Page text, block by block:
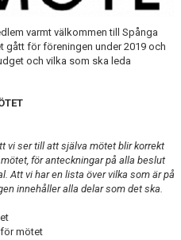
varmt välkommen till Spånga
gått för föreningen under 2019 och
och vilka som ska leda
vi ser till att själva mötet blir korrekt
för anteckningar på alla beslut
Att vi har en lista över vilka som är på
innehåller alla delar som det ska.
mötet